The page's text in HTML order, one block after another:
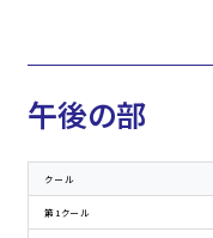
午後の部
クール
第1クール